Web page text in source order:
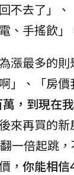
不去了」、
、手搖飲」
漲最多的
」、「房
，到現在
來再買的
一倍起跳
， 你能相信